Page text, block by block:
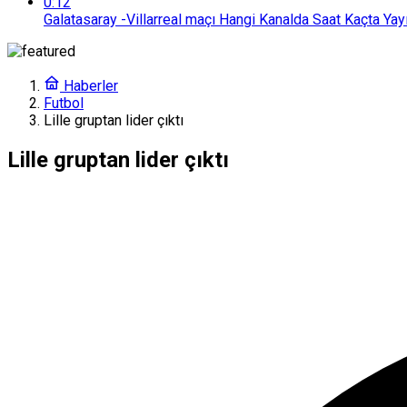
Galatasaray -Villarreal maçı Hangi Kanalda Saat Kaçta
Haberler
Futbol
Lille gruptan lider çıktı
Lille gruptan lider çıktı